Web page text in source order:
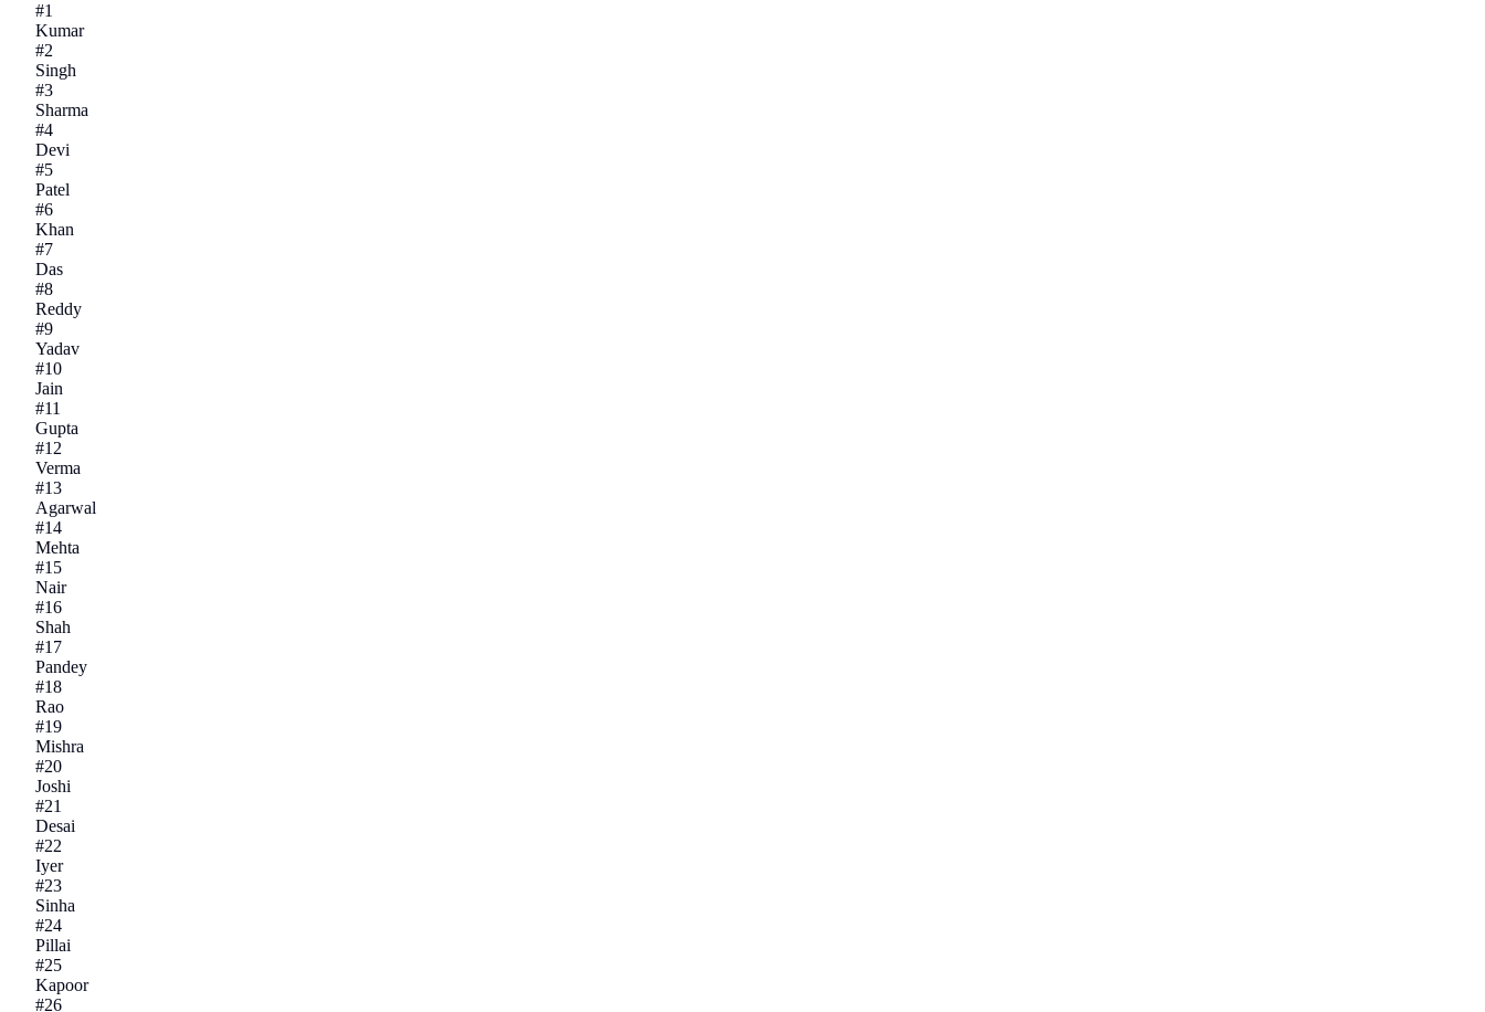
#1
Kumar
#2
Singh
#3
Sharma
#4
Devi
#5
Patel
#6
Khan
#7
Das
#8
Reddy
#9
Yadav
#10
Jain
#11
Gupta
#12
Verma
#13
Agarwal
#14
Mehta
#15
Nair
#16
Shah
#17
Pandey
#18
Rao
#19
Mishra
#20
Joshi
#21
Desai
#22
Iyer
#23
Sinha
#24
Pillai
#25
Kapoor
#26